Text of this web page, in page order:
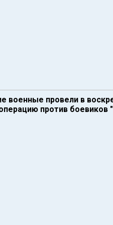
военные провели в
против